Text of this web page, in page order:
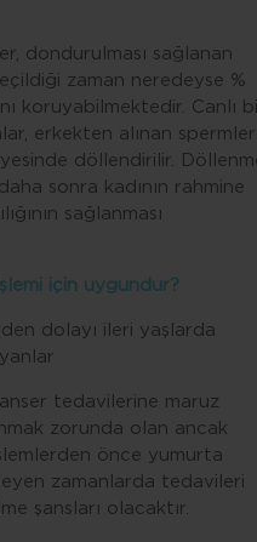
dondurulması sağlanan
zaman neredeyse %
koruyabilmektedir. Canlı
erkekten alınan spermler
döllendirilir.
sonra kadının rahmine
sağlanması
için uygundur?
dolayı ileri yaşlarda
tedavilerine maruz
zorunda olan ancak
önce yumurta
zamanlarda tedavileri
şansları olacaktır.